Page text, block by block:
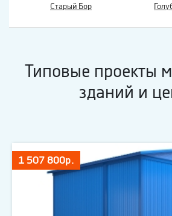
Старый Бор
Типовые проекты
зданий и
1 507 800р.